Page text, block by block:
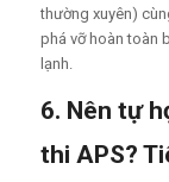
thường xuyên)
phá vỡ hoàn toàn
lạnh.
6. Nên tự
thi APS?